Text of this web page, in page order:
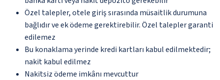
Özel talepler, otele giriş sırasında müsaitlik durumuna
bağlıdır ve ek ödeme gerektirebilir. Özel talepler garanti
edilemez
Bu konaklama yerinde kredi kartları kabul edilmektedir;
nakit kabul edilmez
Nakitsiz ödeme imkânı mevcuttur